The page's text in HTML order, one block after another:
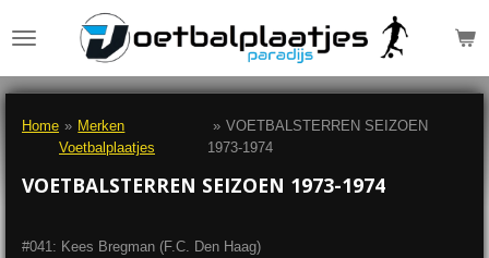
direct
de
Home » Merken
Voetbalplaatjes
» VOETBALSTERREN SEIZOEN
1973-1974
VOETBALSTERREN SEIZOEN 1973-1974
#041: Kees Bregman (F.C. Den Haag)